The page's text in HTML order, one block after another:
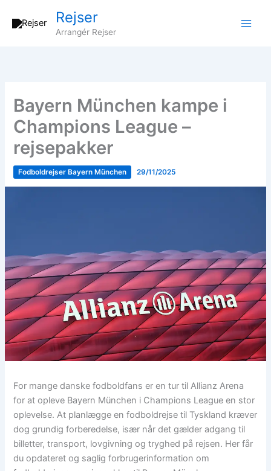
Rejser
Arrangér Rejser
Bayern München kampe i
Champions League –
rejsepakker
Fodboldrejser Bayern München 29/11/2025
For mange danske fodboldfans er en tur til Allianz Arena
for at opleve Bayern München i Champions League en stor
oplevelse. At planlægge en fodboldrejse til Tyskland kræver
dog grundig forberedelse, især når det gælder adgang til
billetter, transport, lovgivning og tryghed på rejsen. Her får
du opdateret og saglig forbrugerinformation om